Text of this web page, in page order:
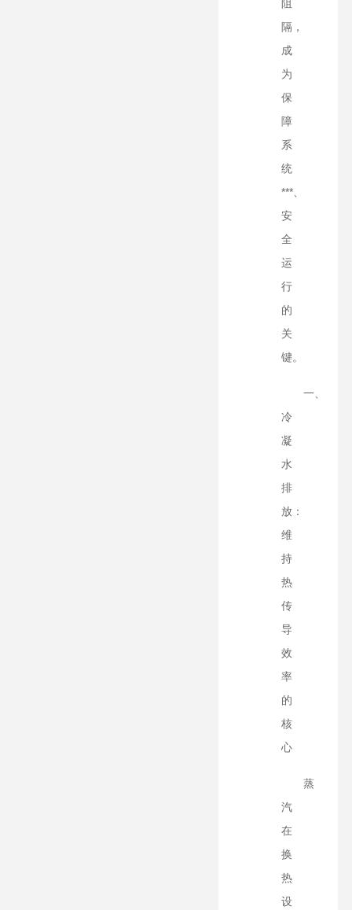
阻
隔，
成
为
保
障
系
统
***、
安
全
运
行
的
关
键。
一、
冷
凝
水
排
放：
维
持
热
传
导
效
率
的
核
心
蒸
汽
在
换
热
设